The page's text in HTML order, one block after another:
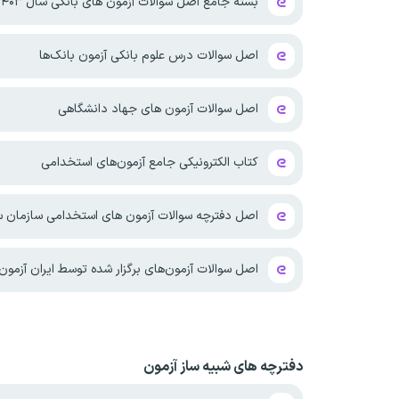
اصل سوالات درس علوم بانکی آزمون‌ بانک‌ها
اصل سوالات آزمون های جهاد دانشگاهی
کتاب الکترونیکی جامع آزمون‌های استخدامی
اصل دفترچه سوالات آزمون های استخدامی
اصل سوالات آزمون‌های برگزار شده توسط ایران آزمون
دفترچه های شبیه ساز آزمون